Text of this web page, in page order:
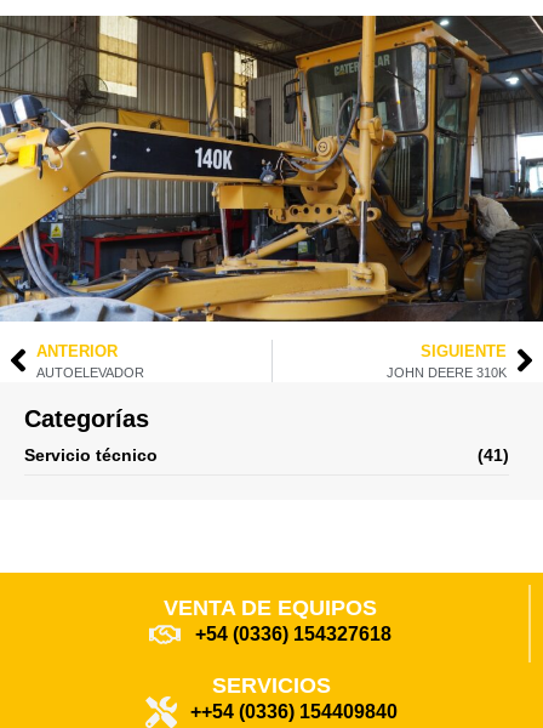
ANTERIOR
AUTOELEVADOR
SIGUIENTE
JOHN DEERE 310K
Categorías
Servicio técnico (41)
VENTA DE EQUIPOS
+54 (0336) 154327618
SERVICIOS
++54 (0336) 154409840